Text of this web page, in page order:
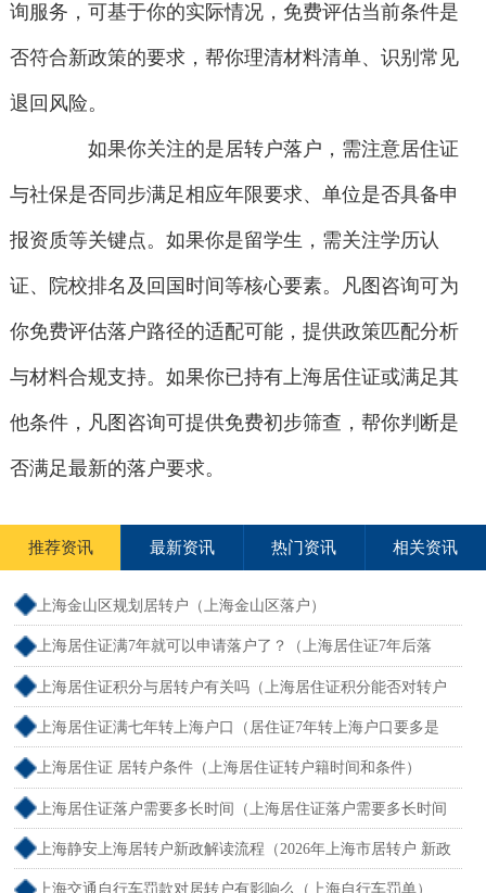
询服务，可基于你的实际情况，免费评估当前条件是
否符合新政策的要求，帮你理清材料清单、识别常见
退回风险。
如果你关注的是居转户落户，需注意居住证
与社保是否同步满足相应年限要求、单位是否具备申
报资质等关键点。如果你是留学生，需关注学历认
证、院校排名及回国时间等核心要素。凡图咨询可为
你免费评估落户路径的适配可能，提供政策匹配分析
与材料合规支持。如果你已持有上海居住证或满足其
他条件，凡图咨询可提供免费初步筛查，帮你判断是
否满足最新的落户要求。
推荐资讯 最新资讯 热门资讯 相关资讯
上海金山区规划居转户（上海金山区落户）
上海居住证满7年就可以申请落户了？（上海居住证7年后落
户）
上海居住证积分与居转户有关吗（上海居住证积分能否对转户
口）
上海居住证满七年转上海户口（居住证7年转上海户口要多是
连续还是累计）
上海居住证 居转户条件（上海居住证转户籍时间和条件）
上海居住证落户需要多长时间（上海居住证落户需要多长时间
办好）
上海静安上海居转户新政解读流程（2026年上海市居转户 新政
速度）
上海交通自行车罚款对居转户有影响么（上海自行车罚单）